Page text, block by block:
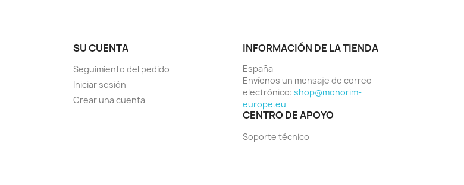
SU CUENTA
Seguimiento del pedido
Iniciar sesión
Crear una cuenta
INFORMACIÓN DE LA TIENDA
España
Envíenos un mensaje de correo
electrónico: shop@monorim-
europe.eu
CENTRO DE APOYO
Soporte técnico